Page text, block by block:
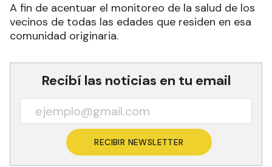
A fin de acentuar el monitoreo de la salud de los
vecinos de todas las edades que residen en esa
comunidad originaria.
Recibí las noticias en tu email
RECIBIR NEWSLETTER